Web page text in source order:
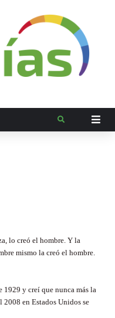
lo creó el hombre. Y la
mismo la creó el hombre.
y creí que nunca más la
2008 en Estados Unidos se